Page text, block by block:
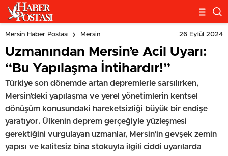
Mersin Haber Postası Mersin 26 Eylül 2024
Uzmanından Mersin’e Acil Uyarı:
“Bu Yapılaşma İntihardır!”
Türkiye son dönemde artan depremlerle sarsılırken,
Mersin’deki yapılaşma ve yerel yönetimlerin kentsel
dönüşüm konusundaki hareketsizliği büyük bir endişe
yaratıyor. Ülkenin deprem gerçeğiyle yüzleşmesi
gerektiğini vurgulayan uzmanlar, Mersin’in gevşek zemin
yapısı ve kalitesiz bina stokuyla ilgili ciddi uyarılarda